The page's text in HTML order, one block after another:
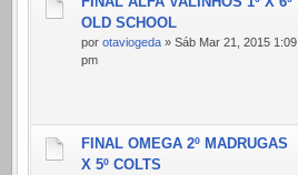
OLD SCHOOL
por otaviogeda » Sáb Mar 21, 2015 1:09
pm
FINAL OMEGA 2º MADRUGAS
X 5º COLTS